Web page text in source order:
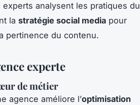
experts analysent les pratiques du
la stratégie social media pour
pertinence du contenu.
experte
de métier
agence améliore l’optimisation